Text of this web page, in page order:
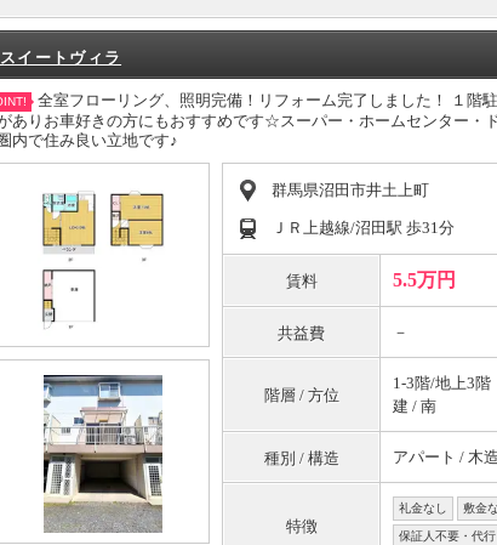
スイートヴィラ
全室フローリング、照明完備！リフォーム完了しました！ １階
ありお車好きの方にもおすすめです☆スーパー・ホームセンター・
内で住み良い立地です♪
群馬県沼田市井土上町
ＪＲ上越線/沼田駅 歩31分
賃料 5.5万円
共益費 －
階層 / 方位
1-3階/地上3階
建 / 南
種別 / 構造 アパート / 木造
特徴
礼金なし 敷金
保証人不要・代行